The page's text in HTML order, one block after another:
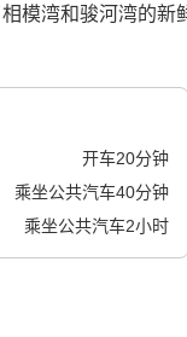
模湾和骏河湾的
开车20分钟
乘坐公共汽车40分钟
乘坐公共汽车2小时